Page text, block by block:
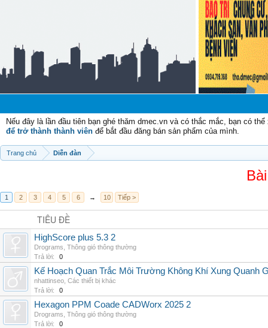
Nếu đây là lần đầu tiên bạn ghé thăm dmec.vn và có thắc mắc, bạn có
để trở thành thành viên để bắt đầu đăng bán sản phẩm của mình.
Trang chủ Diễn đàn
1 2 3 4 5 6 → 10 Tiếp >
TIÊU ĐỀ
HighScore plus 5.3 2
Drograms Thông gió thông thường
Trả lời:
0
Kế Hoạch Quan Trắc Môi Trường Không Khí Xung Quanh
nhattinseo Các thiết bị khác
Trả lời:
0
Hexagon PPM Coade CADWorx 2025 2
Drograms Thông gió thông thường
Trả lời:
0